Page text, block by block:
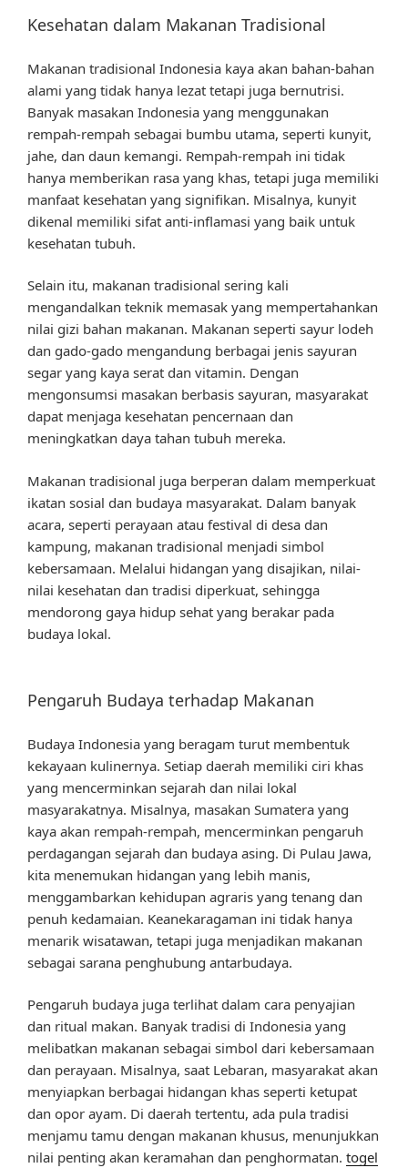
Kesehatan dalam Makanan Tradisional
Makanan tradisional Indonesia kaya akan bahan-bahan
alami yang tidak hanya lezat tetapi juga bernutrisi.
Banyak masakan Indonesia yang menggunakan
rempah-rempah sebagai bumbu utama, seperti kunyit,
jahe, dan daun kemangi. Rempah-rempah ini tidak
hanya memberikan rasa yang khas, tetapi juga memiliki
manfaat kesehatan yang signifikan. Misalnya, kunyit
dikenal memiliki sifat anti-inflamasi yang baik untuk
kesehatan tubuh.
Selain itu, makanan tradisional sering kali
mengandalkan teknik memasak yang mempertahankan
nilai gizi bahan makanan. Makanan seperti sayur lodeh
dan gado-gado mengandung berbagai jenis sayuran
segar yang kaya serat dan vitamin. Dengan
mengonsumsi masakan berbasis sayuran, masyarakat
dapat menjaga kesehatan pencernaan dan
meningkatkan daya tahan tubuh mereka.
Makanan tradisional juga berperan dalam memperkuat
ikatan sosial dan budaya masyarakat. Dalam banyak
acara, seperti perayaan atau festival di desa dan
kampung, makanan tradisional menjadi simbol
kebersamaan. Melalui hidangan yang disajikan, nilai-
nilai kesehatan dan tradisi diperkuat, sehingga
mendorong gaya hidup sehat yang berakar pada
budaya lokal.
Pengaruh Budaya terhadap Makanan
Budaya Indonesia yang beragam turut membentuk
kekayaan kulinernya. Setiap daerah memiliki ciri khas
yang mencerminkan sejarah dan nilai lokal
masyarakatnya. Misalnya, masakan Sumatera yang
kaya akan rempah-rempah, mencerminkan pengaruh
perdagangan sejarah dan budaya asing. Di Pulau Jawa,
kita menemukan hidangan yang lebih manis,
menggambarkan kehidupan agraris yang tenang dan
penuh kedamaian. Keanekaragaman ini tidak hanya
menarik wisatawan, tetapi juga menjadikan makanan
sebagai sarana penghubung antarbudaya.
Pengaruh budaya juga terlihat dalam cara penyajian
dan ritual makan. Banyak tradisi di Indonesia yang
melibatkan makanan sebagai simbol dari kebersamaan
dan perayaan. Misalnya, saat Lebaran, masyarakat akan
menyiapkan berbagai hidangan khas seperti ketupat
dan opor ayam. Di daerah tertentu, ada pula tradisi
menjamu tamu dengan makanan khusus, menunjukkan
nilai penting akan keramahan dan penghormatan. togel